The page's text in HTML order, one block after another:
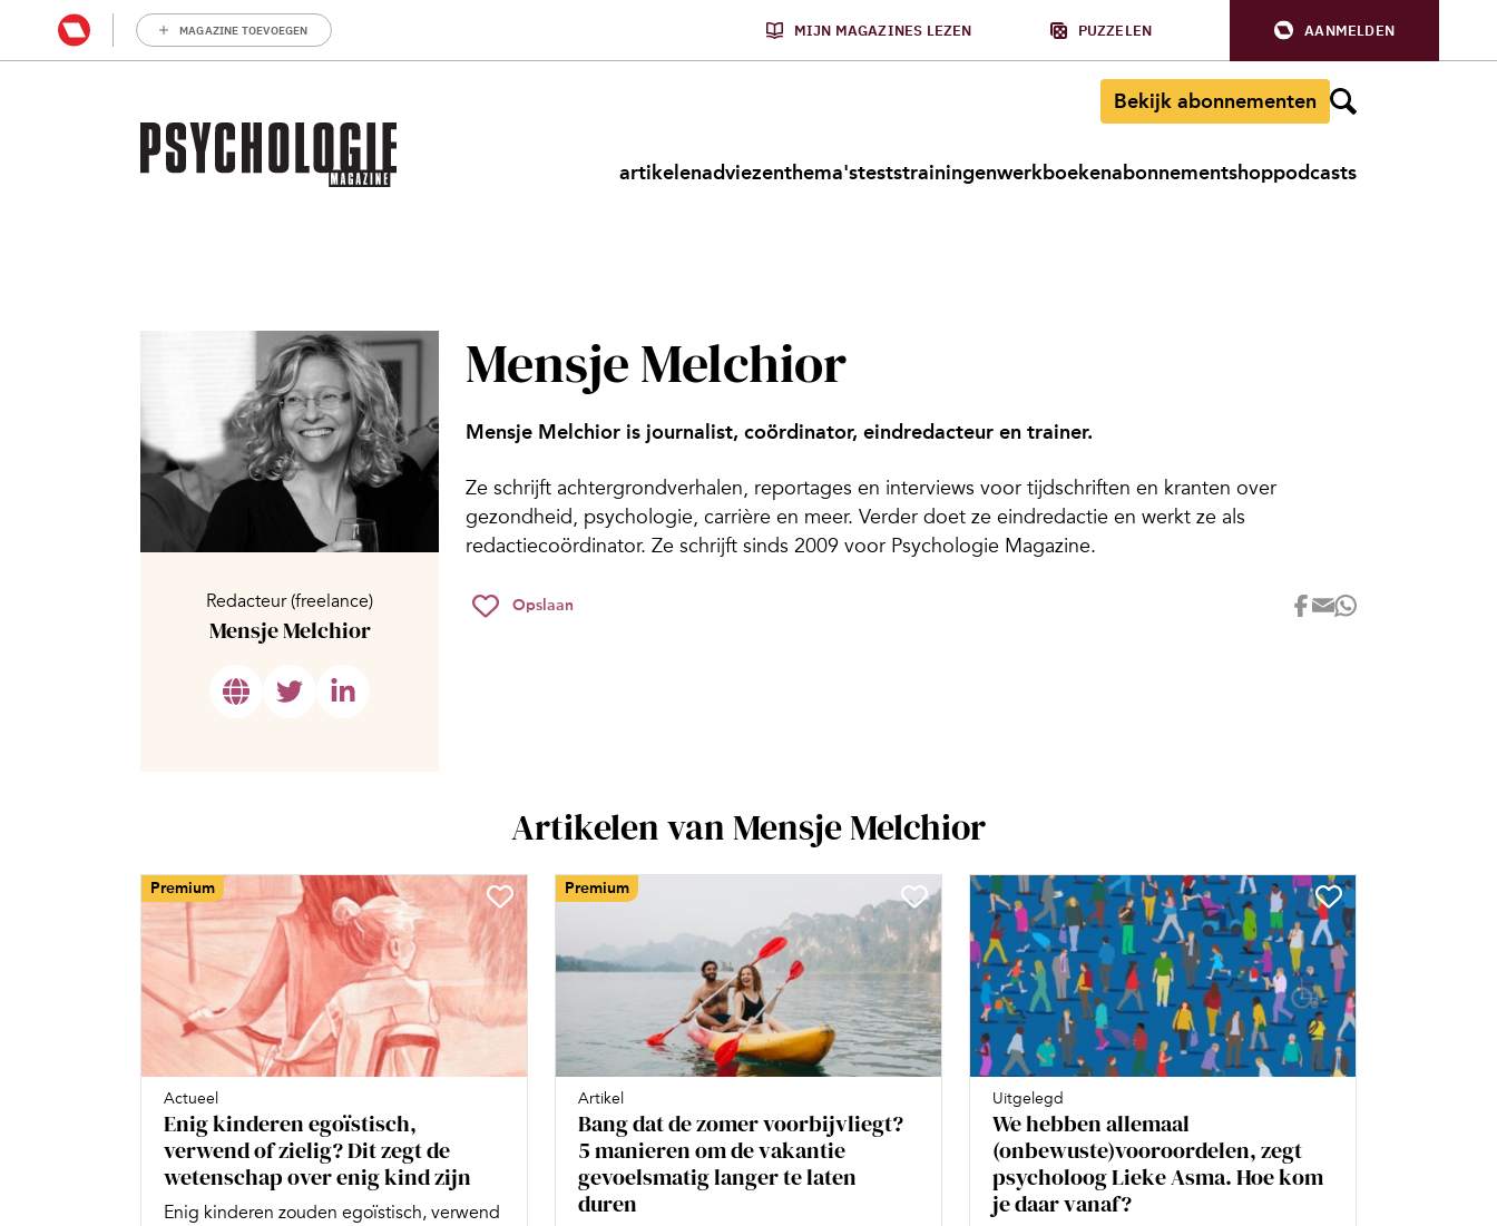
MAGAZINE TOEVOEGEN MIJN MAGAZINES LEZEN PUZZELEN AANMELDEN
Bekijk abonnementen
artikelenadviezenthema'steststrainingenwerkboekenabonnementshoppodcasts
Redacteur (freelance)
Mensje Melchior
Mensje Melchior
Mensje Melchior is journalist, coördinator, eindredacteur en trainer.
Ze schrijft achtergrondverhalen, reportages en interviews voor tijdschriften en kranten over
gezondheid, psychologie, carrière en meer. Verder doet ze eindredactie en werkt ze als
redactiecoördinator. Ze schrijft sinds 2009 voor Psychologie Magazine.
Opslaan
Artikelen van Mensje Melchior
Premium
Actueel
Enig kinderen egoïstisch,
verwend of zielig? Dit zegt de
wetenschap over enig kind zijn
Enig kinderen zouden egoïstisch, verwend
Premium
Artikel
Bang dat de zomer voorbijvliegt?
5 manieren om de vakantie
gevoelsmatig langer te laten
duren
Uitgelegd
We hebben allemaal
(onbewuste)vooroordelen, zegt
psycholoog Lieke Asma. Hoe kom
je daar vanaf?